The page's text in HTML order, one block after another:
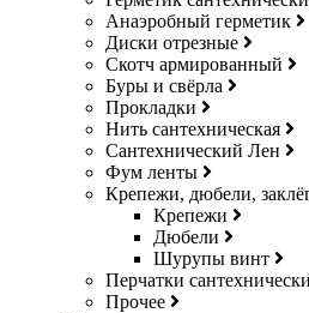
Анаэробный герметик
Диски отрезные
Скотч армированный
Буры и свёрла
Прокладки
Нить сантехническая
Сантехнический Лен
Фум ленты
Крепежи, дюбели,
Крепежи
Дюбели
Шурупы винт
Перчатки
Прочее